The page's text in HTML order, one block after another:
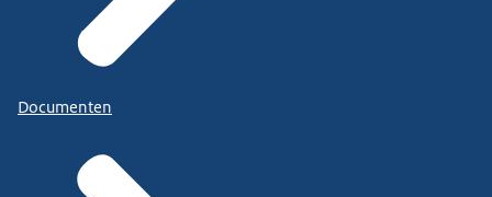
Documenten